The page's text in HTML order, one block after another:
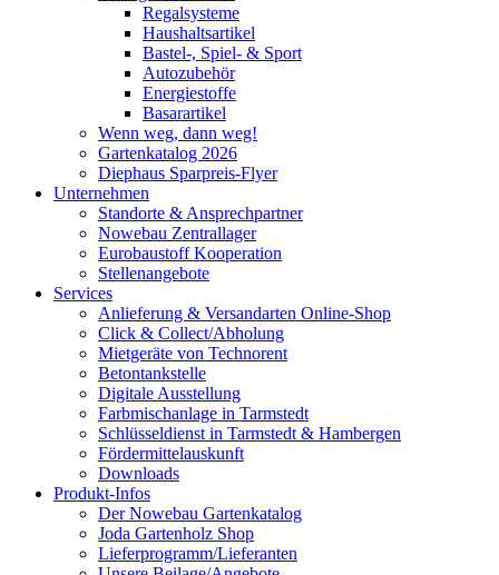
Regalsysteme
Haushaltsartikel
Bastel-, Spiel- & Sport
Autozubehör
Energiestoffe
Basarartikel
Wenn weg, dann weg!
Gartenkatalog 2026
Diephaus Sparpreis-Flyer
Unternehmen
Standorte & Ansprechpartner
Nowebau Zentrallager
Eurobaustoff Kooperation
Stellenangebote
Services
Anlieferung & Versandarten Online-Shop
Click & Collect/Abholung
Mietgeräte von Technorent
Betontankstelle
Digitale Ausstellung
Farbmischanlage in Tarmstedt
Schlüsseldienst in Tarmstedt & Hambergen
Fördermittelauskunft
Downloads
Produkt-Infos
Der Nowebau Gartenkatalog
Joda Gartenholz Shop
Lieferprogramm/Lieferanten